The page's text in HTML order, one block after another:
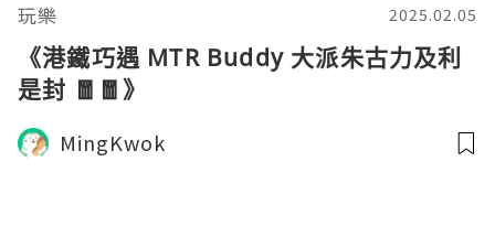
玩樂 2025.02.05
《港鐵巧遇 MTR Buddy 大派朱古力及利
是封 🧧🧧》
MingKwok